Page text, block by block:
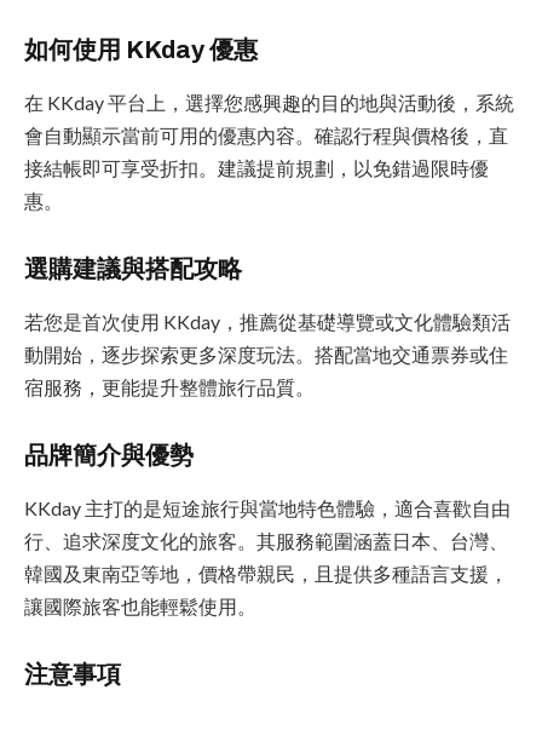
如何使用 KKday 優惠
在 KKday 平台上，選擇您感興趣的目的地與活動後，系統
會自動顯示當前可用的優惠內容。確認行程與價格後，直
接結帳即可享受折扣。建議提前規劃，以免錯過限時優
惠。
選購建議與搭配攻略
若您是首次使用 KKday，推薦從基礎導覽或文化體驗類活
動開始，逐步探索更多深度玩法。搭配當地交通票券或住
宿服務，更能提升整體旅行品質。
品牌簡介與優勢
KKday 主打的是短途旅行與當地特色體驗，適合喜歡自由
行、追求深度文化的旅客。其服務範圍涵蓋日本、台灣、
韓國及東南亞等地，價格帶親民，且提供多種語言支援，
讓國際旅客也能輕鬆使用。
注意事項